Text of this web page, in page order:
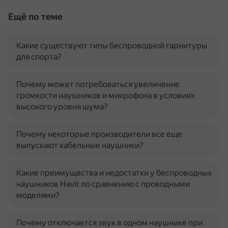
Ещё по теме
Какие существуют типы беспроводной гарнитуры
для спорта?
Почему может потребоваться увеличение
громкости наушников и микрофона в условиях
высокого уровня шума?
Почему некоторые производители все еще
выпускают кабельные наушники?
Какие преимущества и недостатки у беспроводных
наушников Havit по сравнению с проводными
моделями?
Почему отключается звук в одном наушнике при